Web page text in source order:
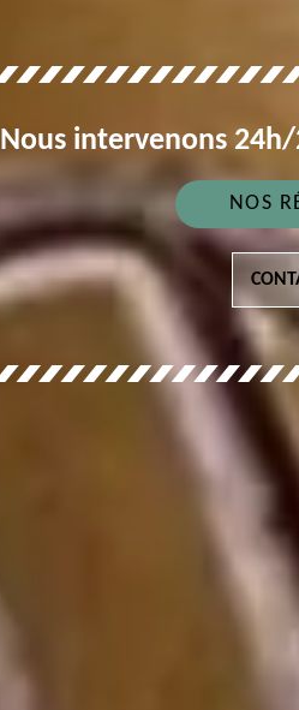
Nous intervenons
NOS